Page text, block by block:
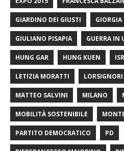
GIARDINO DEI GIUSTI
GIULIANO PISAPIA GUERRA IN
HUNG GAR HUNG KUEN
LETIZIA MORATTI LORSIGNORI
MATTEO SALVINI MILANO
MOBILITÀ SOSTENIBILE
PARTITO DEMOCRATICO PD